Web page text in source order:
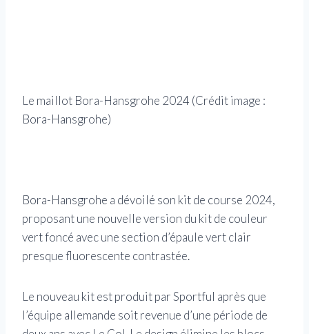
Le maillot Bora-Hansgrohe 2024 (Crédit image :
Bora-Hansgrohe)
Bora-Hansgrohe a dévoilé son kit de course 2024,
proposant une nouvelle version du kit de couleur
vert foncé avec une section d’épaule vert clair
presque fluorescente contrastée.
Le nouveau kit est produit par Sportful après que
l’équipe allemande soit revenue d’une période de